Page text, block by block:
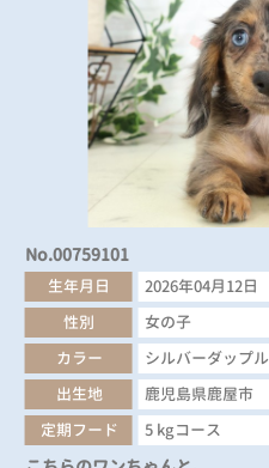
No.00759101
生年月日
2026年04月12日
性別
女の子
カラー
シルバーダップル
出生地
鹿児島県鹿屋市
定期フード
5 kgコース